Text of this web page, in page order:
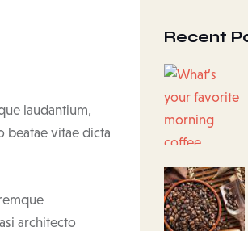
laudantium,
beatae vitae dicta
architecto
Recent